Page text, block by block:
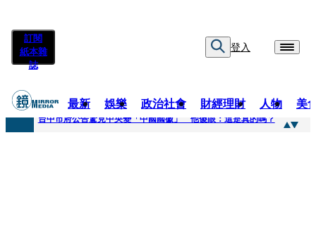
訂閱
紙本雜
誌
登入
最新 娛樂 政治社會 財經理財 人物 美
快訊
台中市府公告驚見中央變「中國國徽」 他傻眼：這是真的嗎？